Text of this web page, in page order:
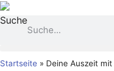
Zum
Inhalt
springen
Suche
Startseite » Deine Auszeit